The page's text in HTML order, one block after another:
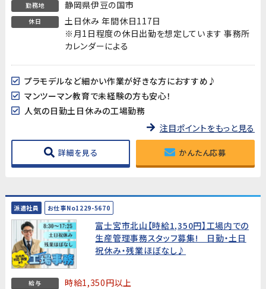
勤務地 静岡県伊豆の国市
休日
土日休み 年間休日117日
※月1日程度の休日出勤を想定しています 事務所
カレンダーによる
プラモデルなど細かい作業が好きな方におすすめ♪
マンツーマン教育で未経験の方も安心！
人気の日勤土日休みの工場勤務
注目ポイントをもっと見る
詳細を見る かんたん応募
派遣社員 お仕事No1229-5670
富士宮市北山【時給1,350円】工場内での
生産管理事務スタッフ募集! 日勤・土日
祝休み・残業ほぼなし♪
給与 時給1,350円以上